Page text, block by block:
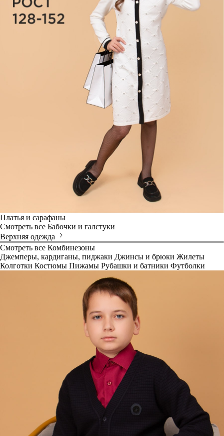
Платья и сарафаны
Смотреть все Бабочки и галстуки
Верхняя одежда
Смотреть все Комбинезоны
Джемперы, кардиганы, пиджаки Джинсы и брюки Жилеты
Колготки Костюмы Пижамы Рубашки и батники Футболки